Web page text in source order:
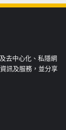
去中心化、私隱網
訊及服務，並分享